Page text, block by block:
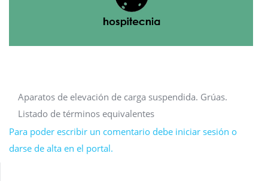
Aparatos de elevación de carga suspendida. Grúas.
Listado de términos equivalentes
Para poder escribir un comentario debe iniciar sesión o
darse de alta en el portal.